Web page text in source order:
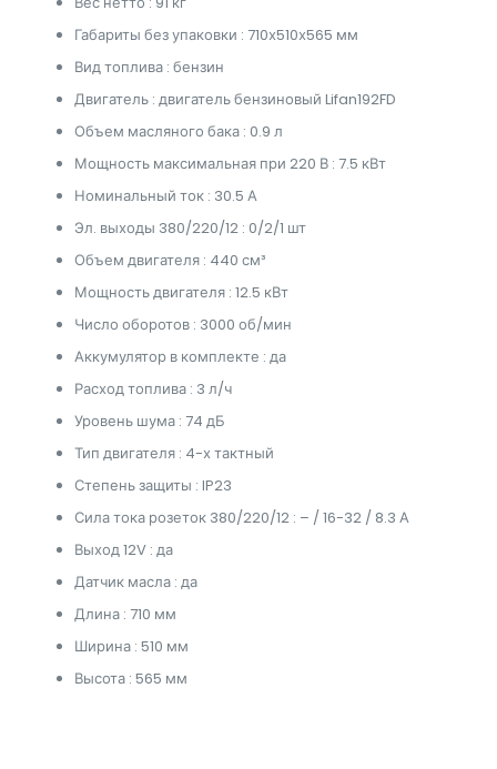
Габариты без упаковки : 710х510х565 мм
Вид топлива : бензин
Двигатель : двигатель бензиновый Lifan192FD
Объем масляного бака : 0.9 л
Мощность максимальная при 220 В : 7.5 кВт
Номинальный ток : 30.5 А
Эл. выходы 380/220/12 : 0/2/1 шт
Объем двигателя : 440 см³
Мощность двигателя : 12.5 кВт
Число оборотов : 3000 об/мин
Аккумулятор в комплекте : да
Расход топлива : 3 л/ч
Уровень шума : 74 дБ
Тип двигателя : 4-х тактный
Степень защиты : IP23
Сила тока розеток 380/220/12 : – / 16-32 / 8.3 А
Выход 12V : да
Датчик масла : да
Длина : 710 мм
Ширина : 510 мм
Высота : 565 мм